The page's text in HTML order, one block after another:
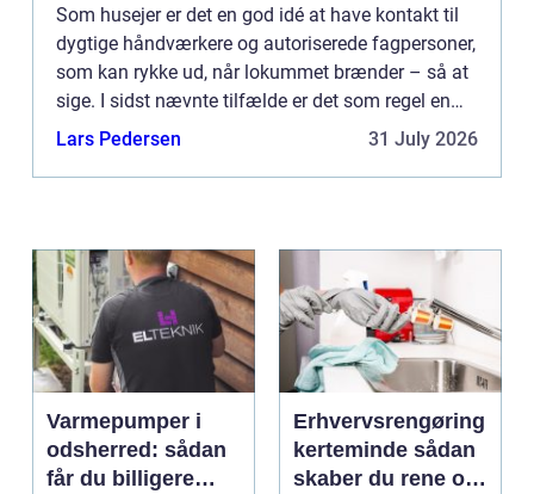
Som husejer er det en god idé at have kontakt til
dygtige håndværkere og autoriserede fagpersoner,
som kan rykke ud, når lokummet brænder – så at
sige. I sidst nævnte tilfælde er det som regel en
autoriseret VVS installatør, du skal have fat på –
Lars Pedersen 31 July 2026
Varmepumper i
odsherred: sådan
får du billigere
Erhvervsrengøring
kerteminde sådan
skaber du rene og